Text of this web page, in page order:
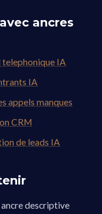
ancres
telephonique IA
IA
appels manques
CRM
de leads IA
ancre descriptive